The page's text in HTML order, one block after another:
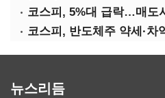
코스피, 5%대 급락…매도
코스피, 반도체주 약세·차
뉴스리듬